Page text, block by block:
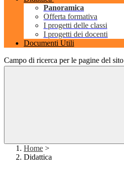
Panoramica
Offerta formativa
I progetti delle classi
I progetti dei docenti
Documenti Utili
Campo di ricerca per le pagine del sito
Home >
Didattica